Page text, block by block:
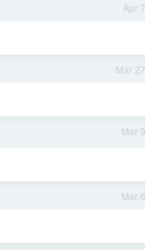
Apr 7
Mar 27
Mar 9
Mar 6